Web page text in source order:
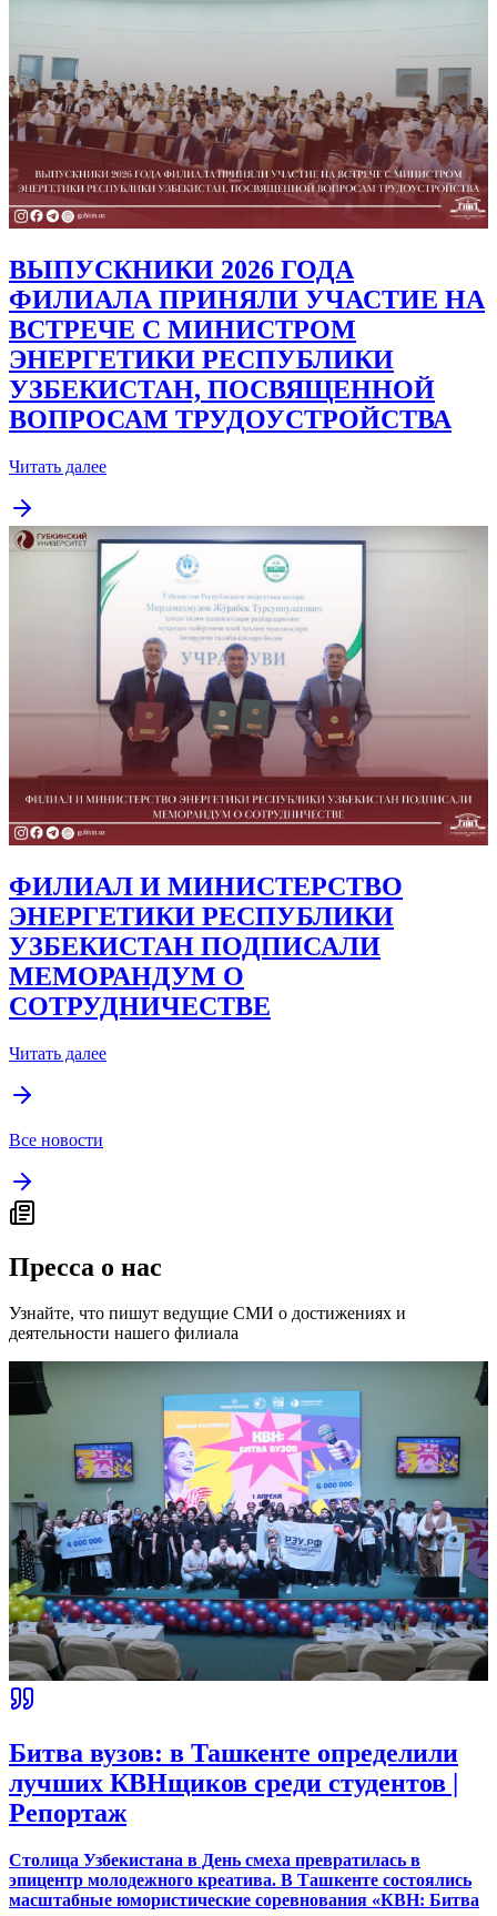
ВЫПУСКНИКИ 2026 ГОДА
ФИЛИАЛА ПРИНЯЛИ УЧАСТИЕ НА
ВСТРЕЧЕ С МИНИСТРОМ
ЭНЕРГЕТИКИ РЕСПУБЛИКИ
УЗБЕКИСТАН, ПОСВЯЩЕННОЙ
ВОПРОСАМ ТРУДОУСТРОЙСТВА
Читать далее
ФИЛИАЛ И МИНИСТЕРСТВО
ЭНЕРГЕТИКИ РЕСПУБЛИКИ
УЗБЕКИСТАН ПОДПИСАЛИ
МЕМОРАНДУМ О
СОТРУДНИЧЕСТВЕ
Читать далее
Все новости
Пресса о нас
Узнайте, что пишут ведущие СМИ о достижениях и
деятельности нашего филиала
Битва вузов: в Ташкенте определили
лучших КВНщиков среди студентов |
Репортаж
Столица Узбекистана в День смеха превратилась в
эпицентр молодежного креатива. В Ташкенте состоялись
масштабные юмористические соревнования «КВН: Битва